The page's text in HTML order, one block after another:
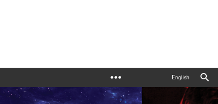
English